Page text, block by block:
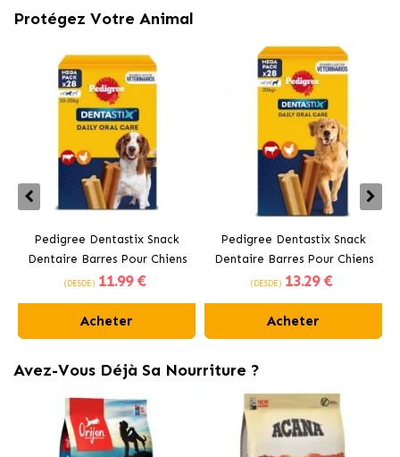
Protégez Votre Animal
Pedigree Dentastix Snack
Dentaire Barres Pour Chiens
Moyens 10-25 kg
(DESDE) 11.99 €
Acheter
Pedigree Dentastix Snack
Dentaire Barres Pour Chiens
Grands +25 kg
(DESDE) 13.29 €
Acheter
Avez-Vous Déjà Sa Nourriture ?